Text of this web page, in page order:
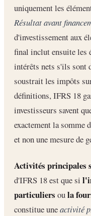
uniquement les
Résultat avant
d'investissement aux
final inclut ensuite les
intérêts nets s'ils sont
soustrait les impôts
définitions, IFRS 18
investisseurs savent
exactement la somme
et non une mesure de
Activités principales
d'IFRS 18 est que si
particuliers oula
constitue uneactivité